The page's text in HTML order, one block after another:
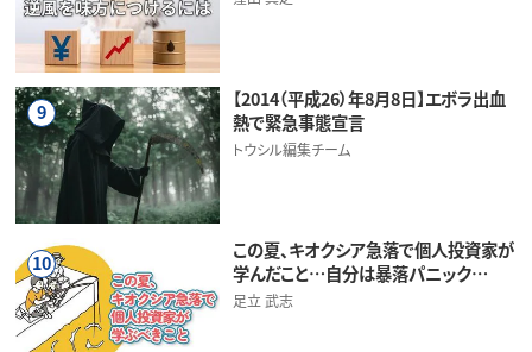
9
【2014（平成26）年8月8日】エボラ出血
熱で緊急事態宣言
トウシル編集チーム
10
この夏、キオクシア急落で個人投資家が
学んだこと…自分は暴落パニック…
足立 武志